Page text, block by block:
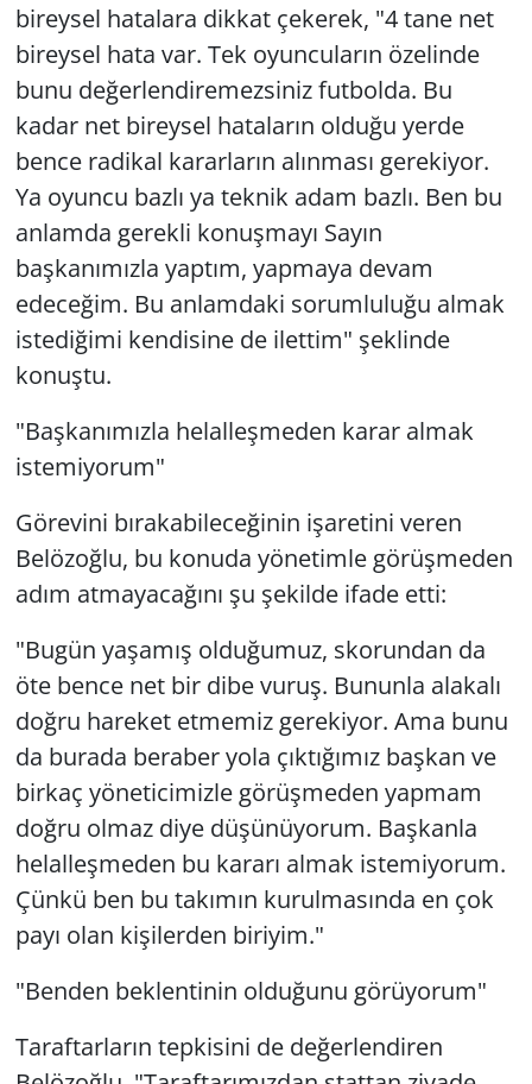
bireysel hatalara dikkat çekerek, "4 tane net
bireysel hata var. Tek oyuncuların özelinde
bunu değerlendiremezsiniz futbolda. Bu
kadar net bireysel hataların olduğu yerde
bence radikal kararların alınması gerekiyor.
Ya oyuncu bazlı ya teknik adam bazlı. Ben bu
anlamda gerekli konuşmayı Sayın
başkanımızla yaptım, yapmaya devam
edeceğim. Bu anlamdaki sorumluluğu almak
istediğimi kendisine de ilettim" şeklinde
konuştu.
"Başkanımızla helalleşmeden karar almak
istemiyorum"
Görevini bırakabileceğinin işaretini veren
Belözoğlu, bu konuda yönetimle görüşmeden
adım atmayacağını şu şekilde ifade etti:
"Bugün yaşamış olduğumuz, skorundan da
öte bence net bir dibe vuruş. Bununla alakalı
doğru hareket etmemiz gerekiyor. Ama bunu
da burada beraber yola çıktığımız başkan ve
birkaç yöneticimizle görüşmeden yapmam
doğru olmaz diye düşünüyorum. Başkanla
helalleşmeden bu kararı almak istemiyorum.
Çünkü ben bu takımın kurulmasında en çok
payı olan kişilerden biriyim."
"Benden beklentinin olduğunu görüyorum"
Taraftarların tepkisini de değerlendiren